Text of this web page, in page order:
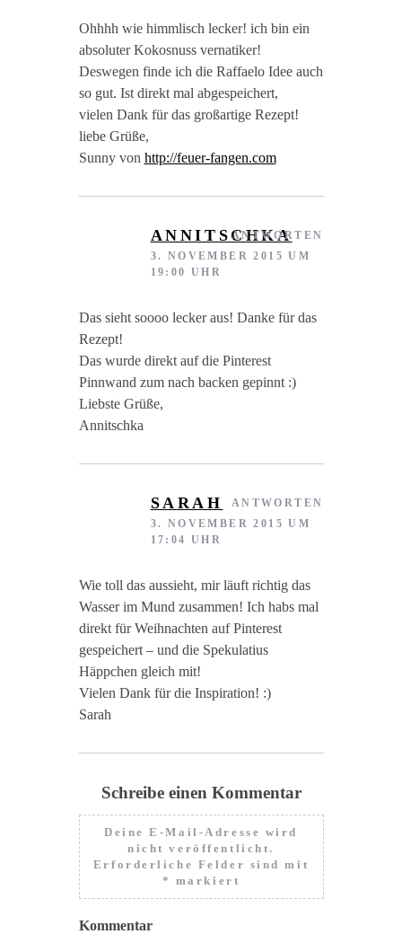
Ohhhh wie himmlisch lecker! ich bin ein
absoluter Kokosnuss vernatiker!
Deswegen finde ich die Raffaelo Idee auch
so gut. Ist direkt mal abgespeichert,
vielen Dank für das großartige Rezept!
liebe Grüße,
Sunny von http://feuer-fangen.com
ANNITSCHKA
3. NOVEMBER 2015 UM
19:00 UHR
Das sieht soooo lecker aus! Danke für das
Rezept!
Das wurde direkt auf die Pinterest
Pinnwand zum nach backen gepinnt :)
Liebste Grüße,
Annitschka
ANTWORTEN
SARAH
3. NOVEMBER 2015 UM
17:04 UHR
Wie toll das aussieht, mir läuft richtig das
Wasser im Mund zusammen! Ich habs mal
direkt für Weihnachten auf Pinterest
gespeichert – und die Spekulatius
Häppchen gleich mit!
Vielen Dank für die Inspiration! :)
Sarah
ANTWORTEN
Schreibe einen Kommentar
Deine E-Mail-Adresse wird
nicht veröffentlicht.
Erforderliche Felder sind mit
*
markiert
Kommentar